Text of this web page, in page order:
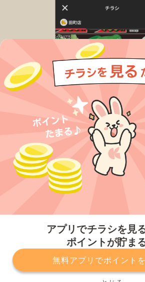
アプリでチラシを見
ポイントが貯ま
無料アプリでポイント
プライバシーポリシー 利用規約
サービスに関してのお問い合わせ